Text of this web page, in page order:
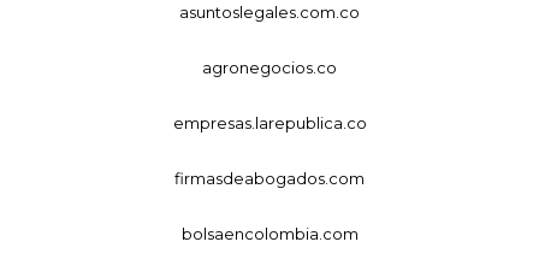
asuntoslegales.com.co
agronegocios.co
empresas.larepublica.co
firmasdeabogados.com
bolsaencolombia.com